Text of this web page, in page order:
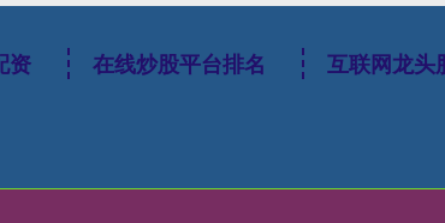
资 在线炒股平台排名 互联网龙头